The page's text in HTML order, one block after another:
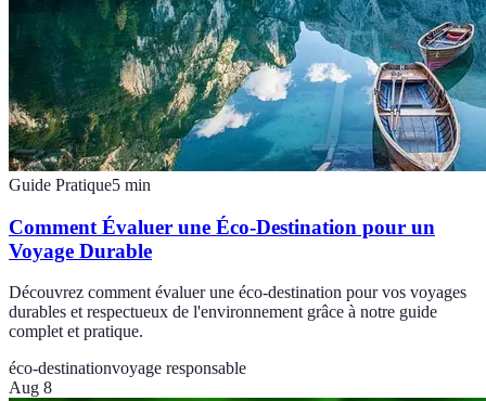
Guide Pratique5 min
Comment Évaluer une Éco-Destination pour un
Voyage Durable
Découvrez comment évaluer une éco-destination pour vos voyages
durables et respectueux de l'environnement grâce à notre guide
complet et pratique.
éco-destinationvoyage responsable
Aug 8